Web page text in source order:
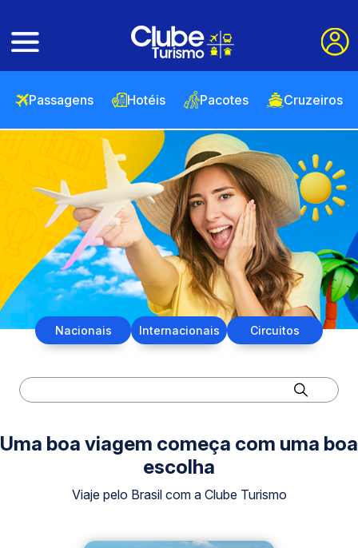
Passagens Hotéis Pacotes Cruzeiros
Nacionais Internacionais Circuitos
Uma boa viagem começa com uma boa
escolha
Viaje pelo Brasil com a Clube Turismo